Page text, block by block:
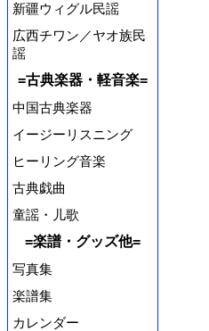
新疆ウィグル民謡
広西チワン／ヤオ族民
謡
=古典楽器・軽音楽=
中国古典楽器
イージーリスニング
ヒーリング音楽
古典戯曲
童謡・儿歌
=楽譜・グッズ他=
写真集
楽譜集
カレンダー